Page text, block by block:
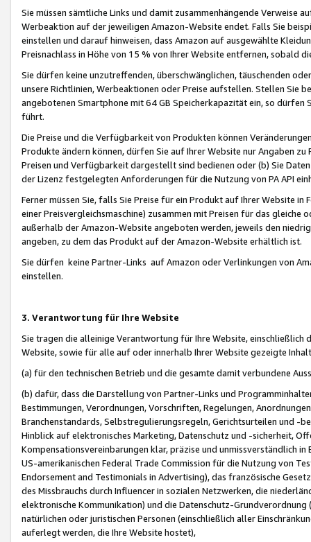
Sie müssen sämtliche Links und damit zusammenhängende
Werbeaktion auf der jeweiligen Amazon-Website endet. Falls Sie
einstellen und darauf hinweisen, dass Amazon auf ausgewählte
Preisnachlass in Höhe von 15 % von Ihrer Website entfernen, sobald
Sie dürfen keine unzutreffenden, überschwänglichen, täuschenden
unsere Richtlinien, Werbeaktionen oder Preise aufstellen. Stellen Sie
angebotenen Smartphone mit 64 GB Speicherkapazität ein, so dürfen
führt.
Die Preise und die Verfügbarkeit von Produkten können
Produkte ändern können, dürfen Sie auf Ihrer Website nur Angaben
Preisen und Verfügbarkeit dargestellt sind bedienen oder (b) Sie
der Lizenz festgelegten Anforderungen für die Nutzung von PA API
Ferner müssen Sie, falls Sie Preise für ein Produkt auf Ihrer Website
einer Preisvergleichsmaschine) zusammen mit Preisen für das
außerhalb der Amazon-Website angeboten werden, jeweils den
angeben, zu dem das Produkt auf der Amazon-Website erhältlich ist.
Sie dürfen keine Partner-Links auf Amazon oder Verlinkungen von
einstellen.
3. Verantwortung für Ihre Website
Sie tragen die alleinige Verantwortung für Ihre Website,
Website, sowie für alle auf oder innerhalb Ihrer Website gezeigte
(a) für den technischen Betrieb und die gesamte damit verbundene
(b) dafür, dass die Darstellung von Partner-Links und
Bestimmungen, Verordnungen, Vorschriften, Regelungen,
Branchenstandards, Selbstregulierungsregeln, Gerichtsurteilen und -
Hinblick auf elektronisches Marketing, Datenschutz und -sicherheit,
Kompensationsvereinbarungen klar, präzise und unmissverständlich
US-amerikanischen Federal Trade Commission für die Nutzung von
Endorsement and Testimonials in Advertising), das französische
des Missbrauchs durch Influencer in sozialen Netzwerken, die
elektronische Kommunikation) und die Datenschutz-
natürlichen oder juristischen Personen (einschließlich aller
auferlegt werden, die Ihre Website hostet),